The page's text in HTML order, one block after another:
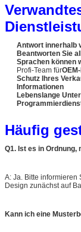
Antwort innerhalb
Beantworten Sie
Sprachen können
Profi-Team für
Schutz Ihres
Informationen
Lebenslange
Häufig
Q1. Ist es in
A: Ja. Bitte
Design zunächst auf
Kann ich eine